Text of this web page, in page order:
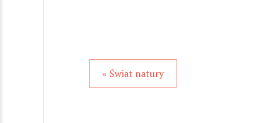
« Świat natury